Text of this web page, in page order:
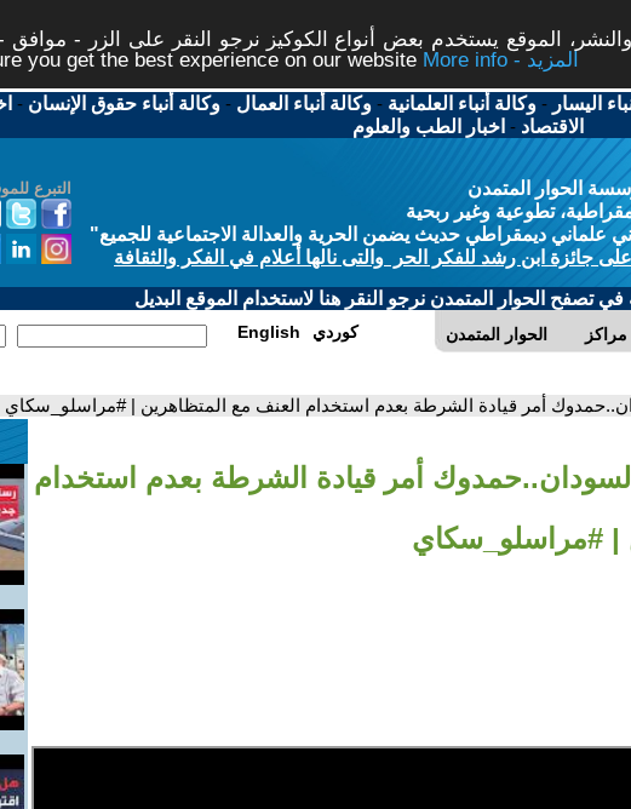
الموقع يستخدم بعض أنواع الكوكيز نرجو النقر على الزر - موافق
you get the best experience on our website
More info - المزيد
اليسار -وكالة أنباء العلمانية -وكالة أنباء العمال -وكالة أنباء حقوق الإنسان -
الاقتصاد - اخبار الطب والعلوم
التبرع
الحوار المتمدن
تطوعية وغير ربحية
ديمقراطي حديث يضمن الحرية والعدالة الاجتماعية للجميع"
جائزة ابن رشد للفكر الحر والتى نالها أعلام في الفكر والثقافة
في تصفح الحوار المتمدن نرجو النقر هنا لاستخدام الموقع البديل
الحوار المتمدن مراكز English كوردي
أمر قيادة الشرطة بعدم استخدام العنف مع المتظاهرين | #مراسلو_سكاي
أمر قيادة الشرطة بعدم استخدام
| #مراسلو_سكاي